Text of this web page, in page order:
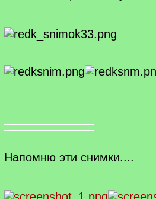
Напомню эти снимки....